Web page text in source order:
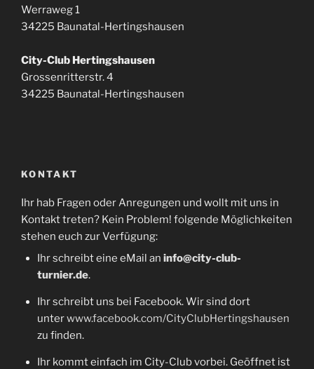
Werraweg 1
34225 Baunatal-Hertingshausen
City-Club Hertingshausen
Grossenritterstr. 4
34225 Baunatal-Hertingshausen
KONTAKT
Ihr hab Fragen oder Anregungen und wollt mit uns in
Kontakt treten? Kein Problem! folgende Möglichkeiten
stehen euch zur Verfügung:
Ihr schreibt eine eMail an info@city-club-
turnier.de.
Ihr schreibt uns bei Facebook. Wir sind dort
unterwww.facebook.com/CityClubHertingshausen
zu finden.
Ihr kommt einfach im City-Club vorbei. Geöffnet ist